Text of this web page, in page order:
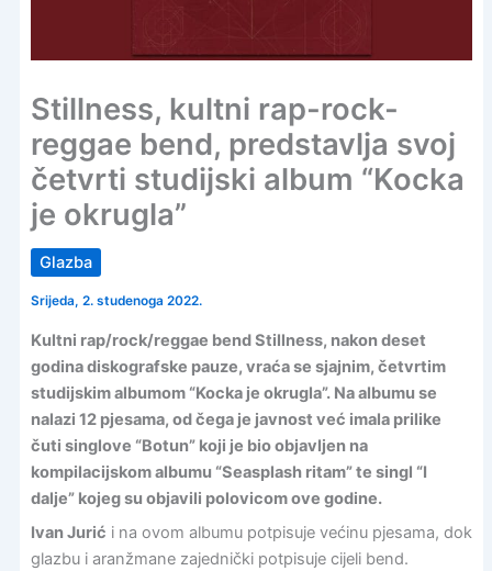
Stillness, kultni rap-rock-
reggae bend, predstavlja svoj
četvrti studijski album “Kocka
je okrugla”
Glazba
Srijeda, 2. studenoga 2022.
Kultni rap/rock/reggae bend Stillness, nakon deset
godina diskografske pauze, vraća se sjajnim, četvrtim
studijskim albumom “Kocka je okrugla”. Na albumu se
nalazi 12 pjesama, od čega je javnost već imala prilike
čuti singlove “Botun” koji je bio objavljen na
kompilacijskom albumu “Seasplash ritam” te singl “I
dalje” kojeg su objavili polovicom ove godine.
Ivan Jurić i na ovom albumu potpisuje većinu pjesama, dok
glazbu i aranžmane zajednički potpisuje cijeli bend.